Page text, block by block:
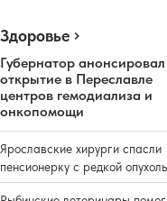
Здоровье
Губернатор анонсировал
открытие в Переславле
центров гемодиализа и
онкопомощи
Ярославские хирурги спасли
пенсионерку с редкой